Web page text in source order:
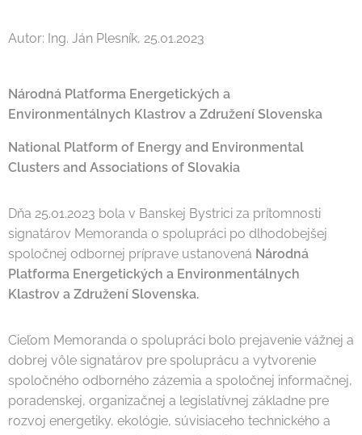
Autor: Ing. Ján Plesník, 25.01.2023
Národná Platforma Energetických a
Environmentálnych Klastrov a Združení Slovenska
National Platform of Energy and Environmental
Clusters and Associations of Slovakia
Dňa 25.01.2023 bola v Banskej Bystrici za prítomnosti
signatárov Memoranda o spolupráci po dlhodobejšej
spoločnej odbornej príprave ustanovená Národná
Platforma Energetických a Environmentálnych
Klastrov a Združení Slovenska.
Cieľom Memoranda o spolupráci bolo prejavenie vážnej a
dobrej vôle signatárov pre spoluprácu a vytvorenie
spoločného odborného zázemia a spoločnej informačnej,
poradenskej, organizačnej a legislatívnej základne pre
rozvoj energetiky, ekológie, súvisiaceho technického a